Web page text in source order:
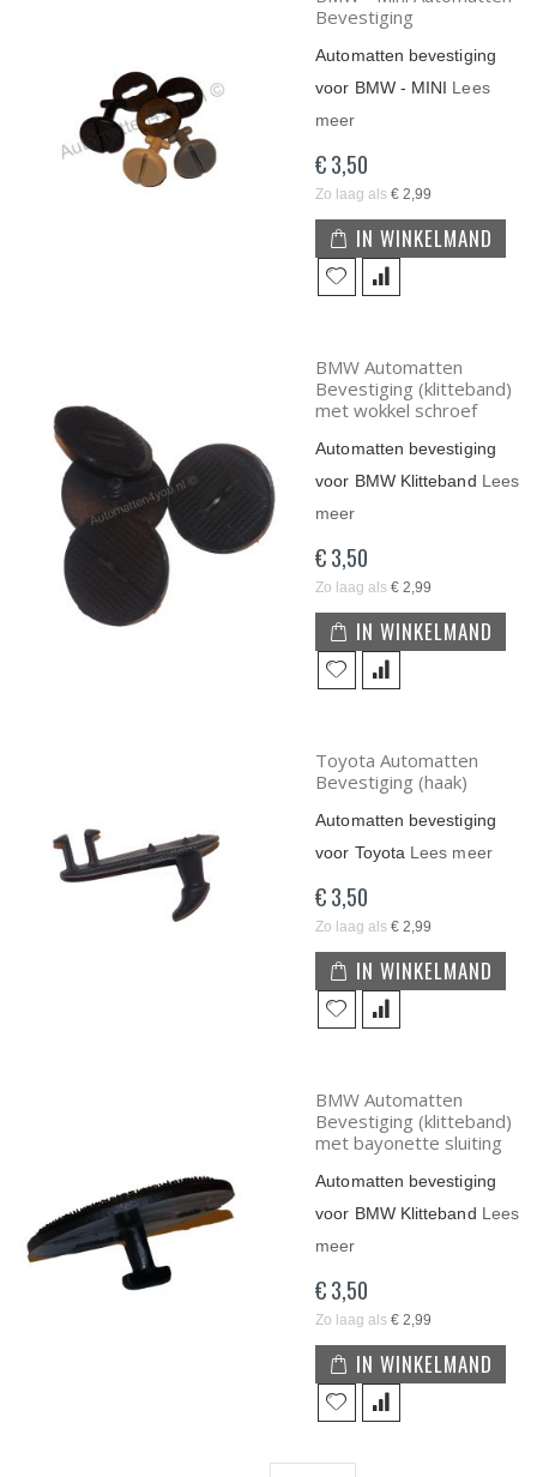
Bevestiging
Automatten bevestiging
voor BMW - MINI Lees
meer
€ 3,50
Zo laag als € 2,99
IN WINKELMAND
BMW Automatten
Bevestiging (klitteband)
met wokkel schroef
Automatten bevestiging
voor BMW Klitteband Lees
meer
€ 3,50
Zo laag als € 2,99
IN WINKELMAND
Toyota Automatten
Bevestiging (haak)
Automatten bevestiging
voor Toyota Lees meer
€ 3,50
Zo laag als € 2,99
IN WINKELMAND
BMW Automatten
Bevestiging (klitteband)
met bayonette sluiting
Automatten bevestiging
voor BMW Klitteband Lees
meer
€ 3,50
Zo laag als € 2,99
IN WINKELMAND